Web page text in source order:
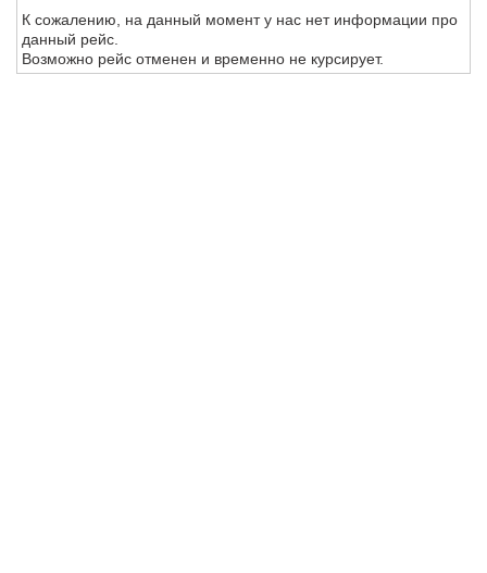
К сожалению, на данный момент у нас нет информации про
данный рейс.
Возможно рейс отменен и временно не курсирует.